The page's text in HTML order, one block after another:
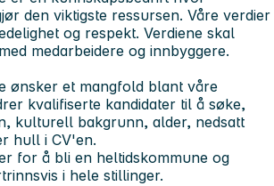
den viktigste ressursen. Våre verdier
og respekt. Verdiene skal
medarbeidere og innbyggere.
ønsker et mangfold blant våre
kvalifiserte kandidater til å søke,
kulturell bakgrunn, alder, nedsatt
hull i CV'en.
for å bli en heltidskommune og
i hele stillinger.